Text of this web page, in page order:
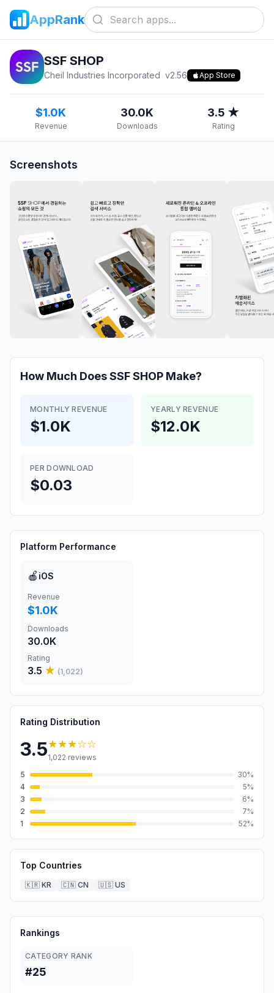
AppRank
SSF SHOP
Cheil Industries Incorporated v2.56 App Store
$1.0K
Revenue
30.0K
Downloads
3.5 ★
Rating
Screenshots
How Much DoesSSF SHOP Make?
MONTHLY REVENUE
$1.0K
YEARLY REVENUE
$12.0K
PER DOWNLOAD
$0.03
Platform Performance
🍎 iOS
Revenue
$1.0K
Downloads
30.0K
Rating
3.5 ★ (1,022)
Rating Distribution
3.5★★★☆☆
1,022 reviews
5
30%
4
5%
3
6%
2
7%
1
52%
Top Countries
🇰🇷 KR 🇨🇳 CN 🇺🇸 US
Rankings
CATEGORY RANK
#25